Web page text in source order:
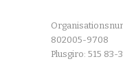
802005-9708
Plusgiro: 515 83-3